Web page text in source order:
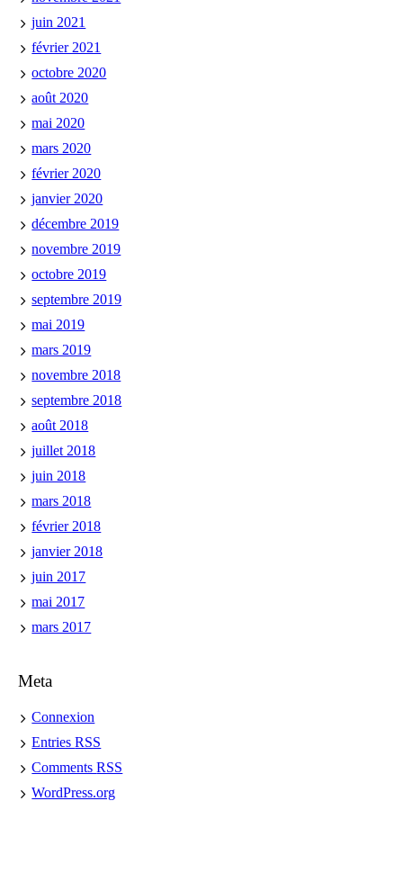
juin 2021
février 2021
octobre 2020
août 2020
mai 2020
mars 2020
février 2020
janvier 2020
décembre 2019
novembre 2019
octobre 2019
septembre 2019
mai 2019
mars 2019
novembre 2018
septembre 2018
août 2018
juillet 2018
juin 2018
mars 2018
février 2018
janvier 2018
juin 2017
mai 2017
mars 2017
Meta
Connexion
EntriesRSS
CommentsRSS
WordPress.org